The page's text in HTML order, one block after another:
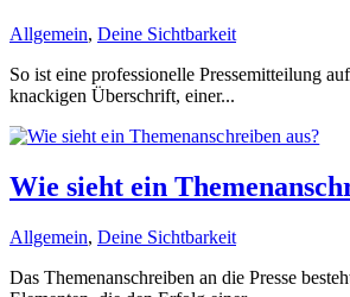
Allgemein, Deine Sichtbarkeit
So ist eine professionelle Pressemitteilung
knackigen Überschrift, einer...
Wie sieht ein
Allgemein, Deine Sichtbarkeit
Das Themenanschreiben an die Presse